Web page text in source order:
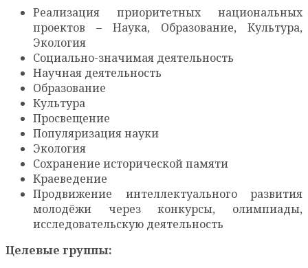
Реализация приоритетных национальных
проектов – Наука, Образование, Культура,
Экология
Социально-значимая деятельность
Научная деятельность
Образование
Культура
Просвещение
Популяризация науки
Экология
Сохранение исторической памяти
Краеведение
Продвижение интеллектуального развития
молодёжи через конкурсы, олимпиады,
исследовательскую деятельность
Целевые группы: